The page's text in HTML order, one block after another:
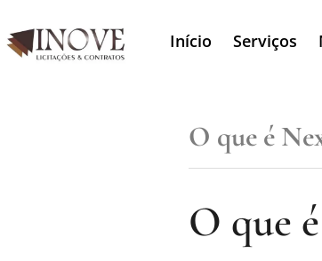
Início Serviços
O que é
O que